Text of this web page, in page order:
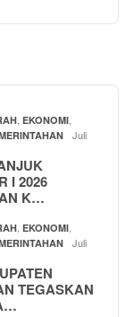
EKONOMI
Juli
I 2026
K…
EKONOMI
Juli
TEGASKAN